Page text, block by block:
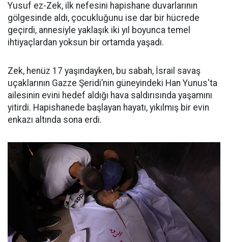
Yusuf ez-Zek, ilk nefesini hapishane duvarlarının
gölgesinde aldı, çocukluğunu ise dar bir hücrede
geçirdi, annesiyle yaklaşık iki yıl boyunca temel
ihtiyaçlardan yoksun bir ortamda yaşadı.
Zek, henüz 17 yaşındayken, bu sabah, İsrail savaş
uçaklarının Gazze Şeridi’nin güneyindeki Han Yunus'ta
ailesinin evini hedef aldığı hava saldırısında yaşamını
yitirdi. Hapishanede başlayan hayatı, yıkılmış bir evin
enkazı altında sona erdi.